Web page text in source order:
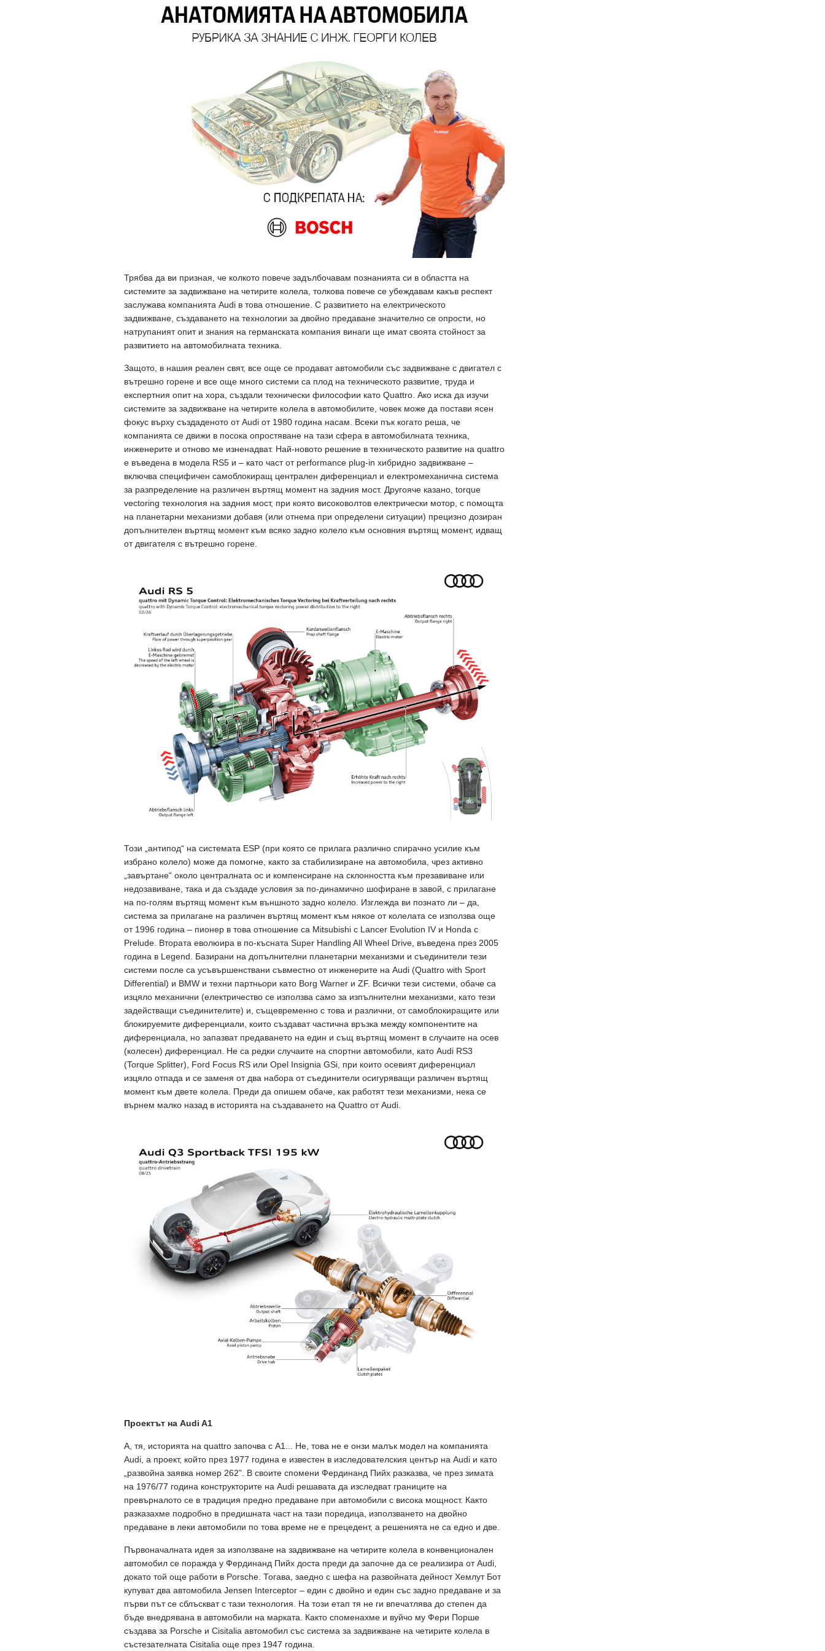
Трябва да ви призная, че колкото повече задълбочавам познанията си в областта на
системите за задвижване на четирите колела, толкова повече се убеждавам какъв респект
заслужава компанията Audi в това отношение. С развитието на електрическото
задвижване, създаването на технологии за двойно предаване значително се опрости, но
натрупаният опит и знания на германската компания винаги ще имат своята стойност за
развитието на автомобилната техника.
Защото, в нашия реален свят, все още се продават автомобили със задвижване с двигател с
вътрешно горене и все още много системи са плод на техническото развитие, труда и
експертния опит на хора, създали технически философии като Quattro. Ако иска да изучи
системите за задвижване на четирите колела в автомобилите, човек може да постави ясен
фокус върху създаденото от Audi от 1980 година насам. Всеки пък когато реша, че
компанията се движи в посока опростяване на тази сфера в автомобилната техника,
инженерите и отново ме изненадват. Най-новото решение в техническото развитие на quattro
e въведена в модела RS5 и – като част от performance plug-in хибридно задвижване –
включва специфичен самоблокиращ централен диференциал и електромеханична система
за разпределение на различен въртящ момент на задния мост. Другояче казано, torque
vectoring технология на задния мост, при която високоволтов електрически мотор, с помощта
на планетарни механизми добавя (или отнема при определени ситуации) прецизно дозиран
допълнителен въртящ момент към всяко задно колело към основния въртящ момент, идващ
от двигателя с вътрешно горене.
Този „антипод“ на системата ESP (при която се прилага различно спирачно усилие към
избрано колело) може да помогне, както за стабилизиране на автомобила, чрез активно
„завъртане“ около централната ос и компенсиране на склонността към презавиване или
недозавиване, така и да създаде условия за по-динамично шофиране в завой, с прилагане
на по-голям въртящ момент към външното задно колело. Изглежда ви познато ли – да,
система за прилагане на различен въртящ момент към някое от колелата се използва още
от 1996 година – пионер в това отношение са Mitsubishi с Lancer Evolution IV и Honda с
Prelude. Втората еволюира в по-късната Super Handling All Wheel Drive, въведена през 2005
година в Legend. Базирани на допълнителни планетарни механизми и съединители тези
системи после са усъвършенствани съвместно от инженерите на Audi (Quattro with Sport
Differential) и BMW и техни партньори като Borg Warner и ZF. Всички тези системи, обаче са
изцяло механични (електричество се използва само за изпълнителни механизми, като тези
задействащи съединителите) и, същевременно с това и различни, от самоблокиращите или
блокируемите диференциали, които създават частична връзка между компонентите на
диференциала, но запазват предаването на един и същ въртящ момент в случаите на осев
(колесен) диференциал. Не са редки случаите на спортни автомобили, като Audi RS3
(Torque Splitter), Ford Focus RS или Opel Insignia GSi, при които осевият диференциал
изцяло отпада и се заменя от два набора от съединители осигуряващи различен въртящ
момент към двете колела. Преди да опишем обаче, как работят тези механизми, нека се
върнем малко назад в историята на създаването на Quattro от Audi.
Проектът на Audi A1
А, тя, историята на quattro започва с А1... Не, това не е онзи малък модел на компанията
Audi, а проект, който през 1977 година е известен в изследователския център на Audi и като
„развойна заявка номер 262”. В своите спомени Фердинанд Пийх разказва, че през зимата
на 1976/77 година конструкторите на Audi решавата да изследват границите на
превърналото се в традиция предно предаване при автомобили с висока мощност. Както
разказахме подробно в предишната част на тази поредица, използването на двойно
предаване в леки автомобили по това време не е прецедент, а решенията не са едно и две.
Първоначалната идея за използване на задвижване на четирите колела в конвенционален
автомобил се поражда у Фердинанд Пийх доста преди да започне да се реализира от Audi,
докато той още работи в Porsche. Тогава, заедно с шефа на развойната дейност Хемлут Бот
купуват два автомобила Jensen Interceptor – един с двойно и един със задно предаване и за
първи път се сблъскват с тази технология. На този етап тя не ги впечатлява до степен да
бъде внедрявана в автомобили на марката. Както споменахме и вуйчо му Фери Порше
създава за Porsche и Cisitalia автомобил със система за задвижване на четирите колела в
състезателната Cisitalia още през 1947 година.